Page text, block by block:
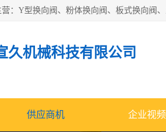
久机械科技有限公司
供应商机 企业视频